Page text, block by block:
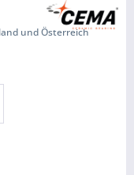
und Österreich